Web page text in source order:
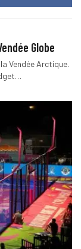
Globe
Vendée Arctique.